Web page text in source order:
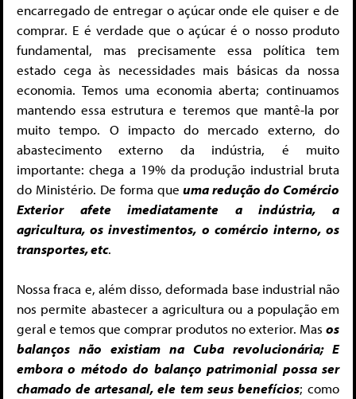
encarregado de entregar o açúcar onde ele quiser e de
comprar. E é verdade que o açúcar é o nosso produto
fundamental, mas precisamente essa política tem
estado cega às necessidades mais básicas da nossa
economia. Temos uma economia aberta; continuamos
mantendo essa estrutura e teremos que mantê-la por
muito tempo. O impacto do mercado externo, do
abastecimento externo da indústria, é muito
importante: chega a 19% da produção industrial bruta
do Ministério. De forma queuma redução do Comércio
Exterior afete imediatamente a indústria, a
agricultura, os investimentos, o comércio interno, os
transportes, etc.
Nossa fraca e, além disso, deformada base industrial não
nos permite abastecer a agricultura ou a população em
geral e temos que comprar produtos no exterior. Mas os
balanços não existiam na Cuba revolucionária; E
embora o método do balanço patrimonial possa ser
chamado de artesanal, ele tem seus benefícios; como